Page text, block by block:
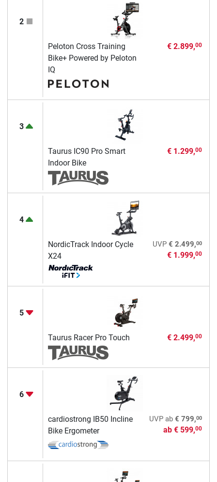
2
Peloton Cross Training
Bike+ Powered by Peloton
IQ
€ 2.899,00
3
Taurus IC90 Pro Smart
Indoor Bike
€ 1.299,00
4
NordicTrack Indoor Cycle
X24
UVP € 2.499,00
€ 1.999,00
5
Taurus Racer Pro Touch € 2.499,00
6
cardiostrong IB50 Incline
Bike Ergometer
UVPab € 799,00
ab € 599,00